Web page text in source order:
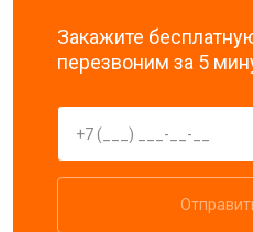
Закажите
перезвоним за 5